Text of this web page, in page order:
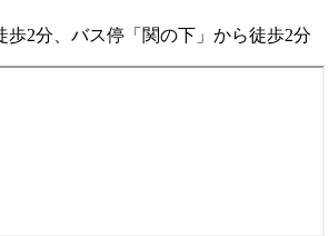
歩2分、バス停「関の下」から徒歩2分